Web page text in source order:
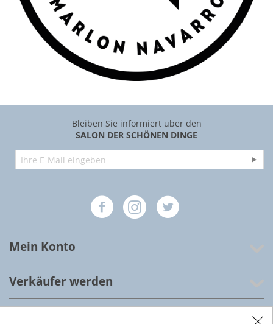
Bleiben Sie informiert über den
SALON DER SCHÖNEN DINGE
Mein Konto
Verkäufer werden